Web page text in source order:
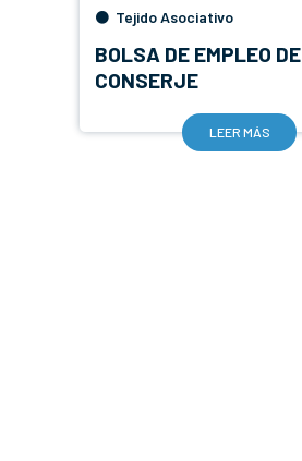
Tejido Asociativo
BOLSA DE EMPLEO DE
CONSERJE
LEER MÁS